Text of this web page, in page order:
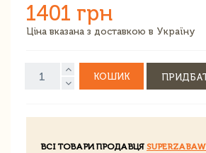
1401 грн
Ціна вказана з доставкою в Україну
КОШИК
ВСІ ТОВАРИ ПРОДАВЦЯ